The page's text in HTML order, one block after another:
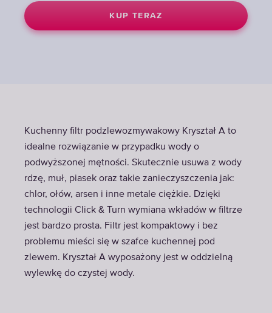
KUP TERAZ
KUP TERAZ
KUP TERAZ
Kuchenny filtr podzlewozmywakowy Kryształ A to
idealne rozwiązanie w przypadku wody o
podwyższonej mętności. Skutecznie usuwa z wody
rdzę, muł, piasek oraz takie zanieczyszczenia jak:
chlor, ołów, arsen i inne metale ciężkie. Dzięki
technologii Click & Turn wymiana wkładów w filtrze
jest bardzo prosta. Filtr jest kompaktowy i bez
problemu mieści się w szafce kuchennej pod
zlewem. Kryształ A wyposażony jest w oddzielną
wylewkę do czystej wody.